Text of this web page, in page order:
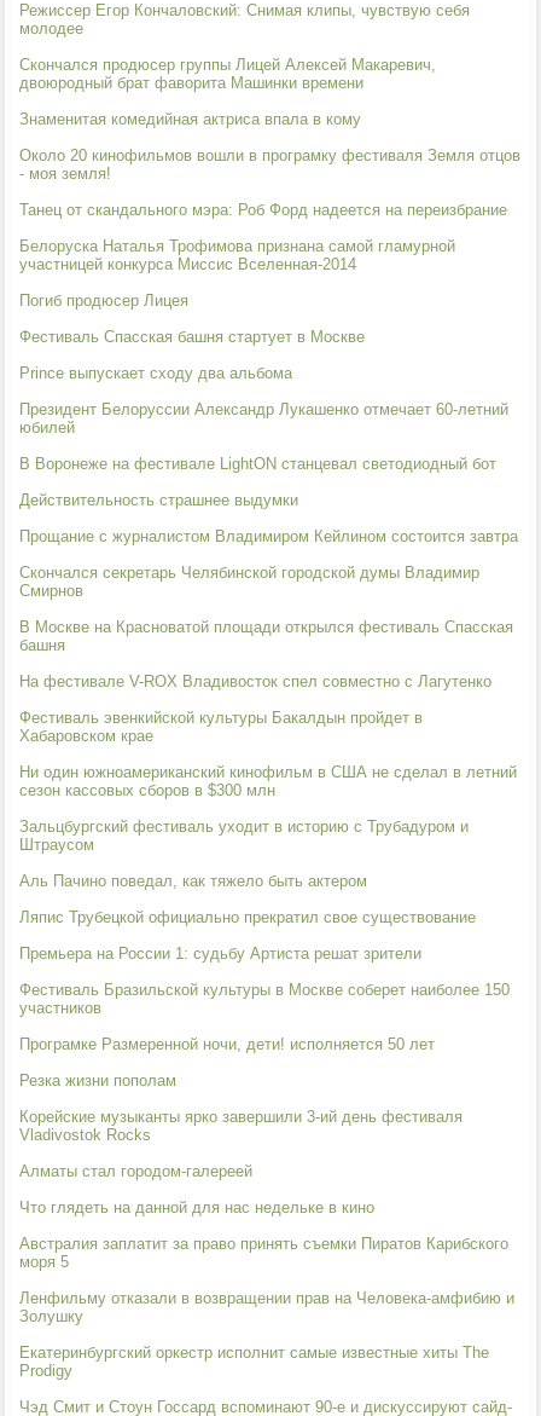
Режиссер Егор Кончаловский: Снимая клипы, чувствую себя
молодее
Скончался продюсер группы Лицей Алексей Макаревич,
двоюродный брат фаворита Машинки времени
Знаменитая комедийная актриса впала в кому
Около 20 кинофильмов вошли в програмку фестиваля Земля отцов
- моя земля!
Танец от скандального мэра: Роб Форд надеется на переизбрание
Белоруска Наталья Трофимова признана самой гламурной
участницей конкурса Миссис Вселенная-2014
Погиб продюсер Лицея
Фестиваль Спасская башня стартует в Москве
Prince выпускает сходу два альбома
Президент Белоруссии Александр Лукашенко отмечает 60-летний
юбилей
В Воронеже на фестивале LightON станцевал светодиодный бот
Действительность страшнее выдумки
Прощание с журналистом Владимиром Кейлином состоится завтра
Скончался секретарь Челябинской городской думы Владимир
Смирнов
В Москве на Красноватой площади открылся фестиваль Спасская
башня
На фестивале V-ROX Владивосток спел совместно с Лагутенко
Фестиваль эвенкийской культуры Бакалдын пройдет в
Хабаровском крае
Ни один южноамериканский кинофильм в США не сделал в летний
сезон кассовых сборов в $300 млн
Зальцбургский фестиваль уходит в историю с Трубадуром и
Штраусом
Аль Пачино поведал, как тяжело быть актером
Ляпис Трубецкой официально прекратил свое существование
Премьера на России 1: судьбу Артиста решат зрители
Фестиваль Бразильской культуры в Москве соберет наиболее 150
участников
Програмке Размеренной ночи, дети! исполняется 50 лет
Резка жизни пополам
Корейские музыканты ярко завершили 3-ий день фестиваля
Vladivostok Rocks
Алматы стал городом-галереей
Что глядеть на данной для нас недельке в кино
Австралия заплатит за право принять съемки Пиратов Карибского
моря 5
Ленфильму отказали в возвращении прав на Человека-амфибию и
Золушку
Екатеринбургский оркестр исполнит самые известные хиты The
Prodigy
Чэд Смит и Стоун Госсард вспоминают 90-е и дискуссируют сайд-